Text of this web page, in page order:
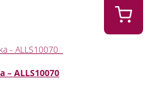
– ALLS10070